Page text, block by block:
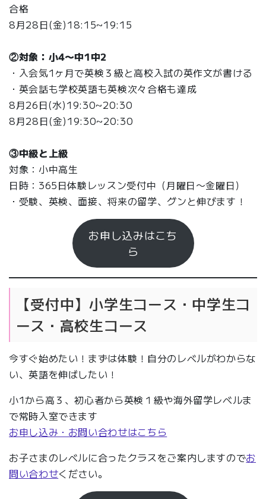
合格
8月28日(金)18:15~19:15
②対象：小4〜中1中2
・入会気1ヶ月で英検３級と高校入試の英作文が書ける
・英会話も学校英語も英検次々合格も達成
8月26日(水)19:30~20:30
8月28日(金)19:30~20:30
③中級と上級
対象：小中高生
日時：365日体験レッスン受付中（月曜日〜金曜日）
・受験、英検、面接、将来の留学、グンと伸びます！
お申し込みはこち
ら
【受付中】小学生コース・中学生コ
ース・高校生コース
今すぐ始めたい！まずは体験！自分のレベルがわからな
い、英語を伸ばしたい！
小1から高３、初心者から英検１級や海外留学レベルま
で常時入室できます
お申し込み・お問い合わせはこちら
お子さまのレベルに合ったクラスをご案内しますのでお
問い合わせください。